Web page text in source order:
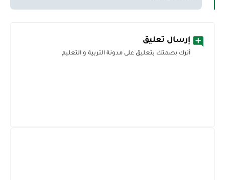
إرسال تعليق
أترك بصمتك بتعليق على مدونة التربية و التعليم